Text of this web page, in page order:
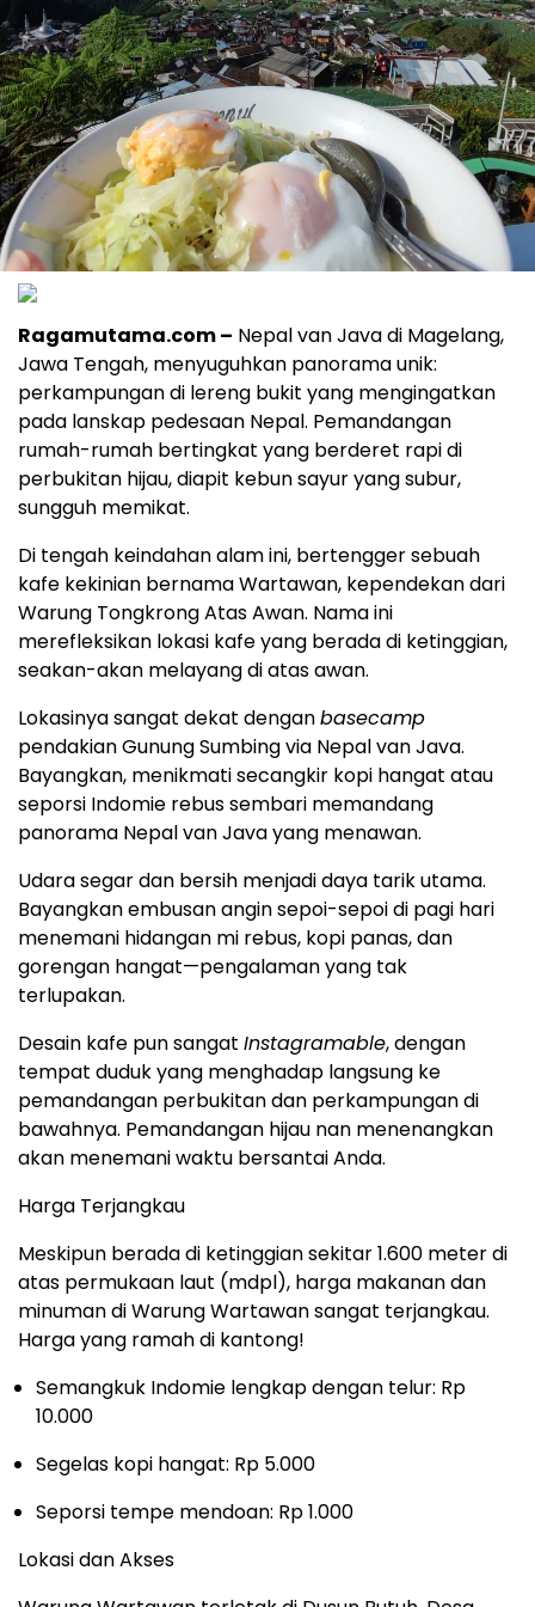
Ragamutama.com – Nepal van Java di Magelang,
Jawa Tengah, menyuguhkan panorama unik:
perkampungan di lereng bukit yang mengingatkan
pada lanskap pedesaan Nepal. Pemandangan
rumah-rumah bertingkat yang berderet rapi di
perbukitan hijau, diapit kebun sayur yang subur,
sungguh memikat.
Di tengah keindahan alam ini, bertengger sebuah
kafe kekinian bernama Wartawan, kependekan dari
Warung Tongkrong Atas Awan. Nama ini
merefleksikan lokasi kafe yang berada di ketinggian,
seakan-akan melayang di atas awan.
Lokasinya sangat dekat denganbasecamp
pendakian Gunung Sumbing via Nepal van Java.
Bayangkan, menikmati secangkir kopi hangat atau
seporsi Indomie rebus sembari memandang
panorama Nepal van Java yang menawan.
Udara segar dan bersih menjadi daya tarik utama.
Bayangkan embusan angin sepoi-sepoi di pagi hari
menemani hidangan mi rebus, kopi panas, dan
gorengan hangat—pengalaman yang tak
terlupakan.
Desain kafe pun sangat Instagramable, dengan
tempat duduk yang menghadap langsung ke
pemandangan perbukitan dan perkampungan di
bawahnya. Pemandangan hijau nan menenangkan
akan menemani waktu bersantai Anda.
Harga Terjangkau
Meskipun berada di ketinggian sekitar 1.600 meter di
atas permukaan laut (mdpl), harga makanan dan
minuman di Warung Wartawan sangat terjangkau.
Harga yang ramah di kantong!
Semangkuk Indomie lengkap dengan telur: Rp
10.000
Segelas kopi hangat: Rp 5.000
Seporsi tempe mendoan: Rp 1.000
Lokasi dan Akses